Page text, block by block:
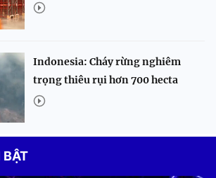
Indonesia: Cháy rừng nghiêm
trọng thiêu rụi hơn 700 hecta
BẬT